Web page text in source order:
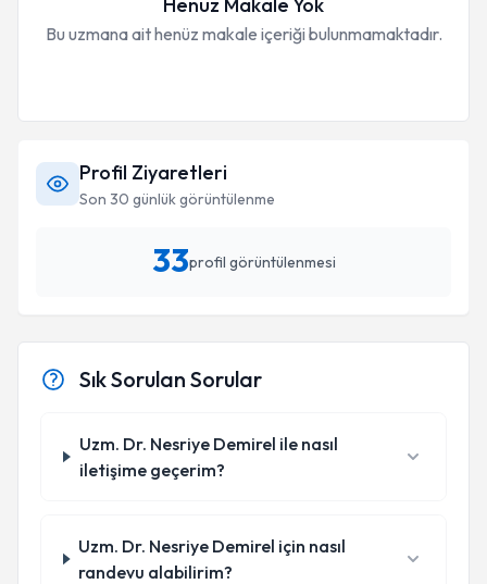
Bu uzmana ait henüz makale içeriği bulunmamaktadır.
Profil Ziyaretleri
Son 30 günlük görüntülenme
33profil görüntülenmesi
Sık Sorulan Sorular
Uzm. Dr. Nesriye Demirel ile nasıl
iletişime geçerim?
Uzm. Dr. Nesriye Demirel için nasıl
randevu alabilirim?